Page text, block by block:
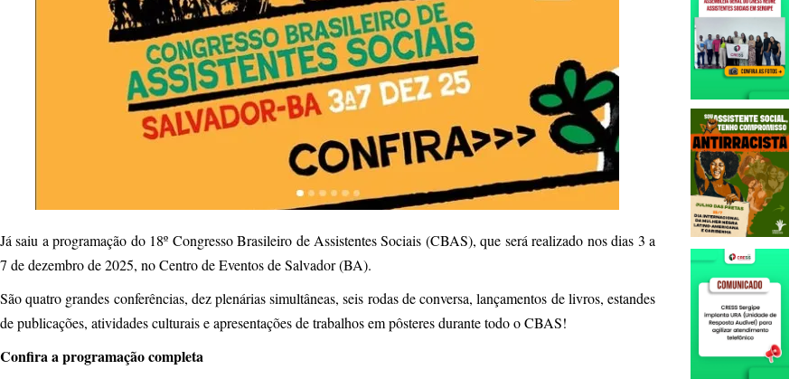
Já saiu a programação do 18º Congresso Brasileiro de Assistentes Sociais (CBAS), que será realizado nos dias 3 a
7 de dezembro de 2025, no Centro de Eventos de Salvador (BA).
São quatro grandes conferências, dez plenárias simultâneas, seis rodas de conversa, lançamentos de livros, estandes
de publicações, atividades culturais e apresentações de trabalhos em pôsteres durante todo o CBAS!
Confira a programação completa